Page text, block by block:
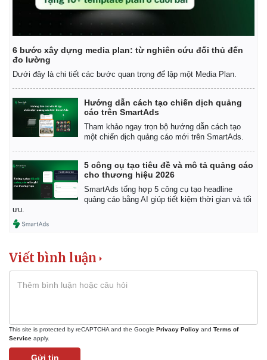
Pháp luật
6 bước xây dựng media plan: từ nghiên cứu đối thủ đến
đo lường
Dưới đây là chi tiết các bước quan trọng để lập một Media Plan.
Hướng dẫn cách tạo chiến dịch quảng
cáo trên SmartAds
Tham khảo ngay trọn bộ hướng dẫn cách tạo
một chiến dịch quảng cáo mới trên SmartAds.
5 công cụ tạo tiêu đề và mô tả quảng cáo
cho thương hiệu 2026
SmartAds tổng hợp 5 công cụ tạo headline
quảng cáo bằng AI giúp tiết kiệm thời gian và tối
ưu.
Viết bình luận
This site is protected by reCAPTCHA and the Google Privacy Policy and Terms of
Service apply.
Gửi tin